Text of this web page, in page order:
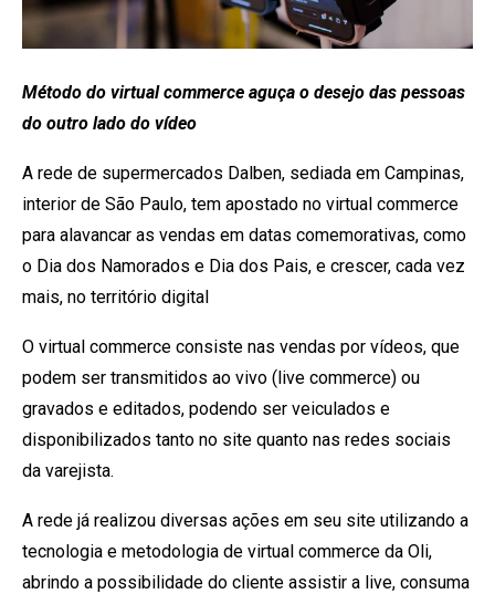
Método do virtual commerce aguça o desejo das pessoas
do outro lado do vídeo
A rede de supermercados Dalben, sediada em Campinas,
interior de São Paulo, tem apostado no virtual commerce
para alavancar as vendas em datas comemorativas, como
o Dia dos Namorados e Dia dos Pais, e crescer, cada vez
mais, no território digital
O virtual commerce consiste nas vendas por vídeos, que
podem ser transmitidos ao vivo (live commerce) ou
gravados e editados, podendo ser veiculados e
disponibilizados tanto no site quanto nas redes sociais
da varejista.
A rede já realizou diversas ações em seu site utilizando a
tecnologia e metodologia de virtual commerce da Oli,
abrindo a possibilidade do cliente assistir a live, consuma